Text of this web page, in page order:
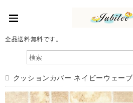
全品送料無料です。
クッションカバー ネイビーウェーブ